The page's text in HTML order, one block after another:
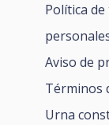
Política
Aviso de
Términos
Urna